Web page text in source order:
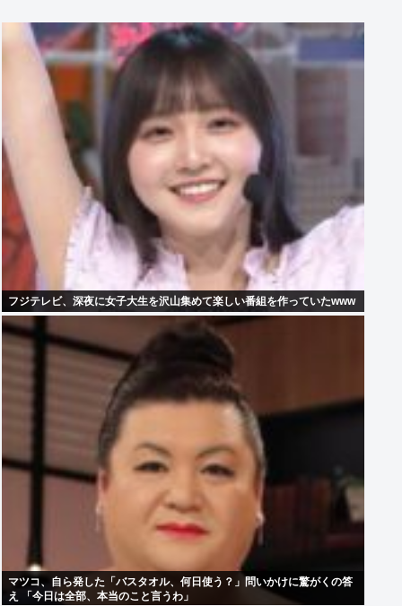
フジテレビ、深夜に女子大生を沢山集めて楽しい番組を作っていたwww
マツコ、自ら発した「バスタオル、何日使う？」問いかけに驚がくの答
え 「今日は全部、本当のこと言うわ」